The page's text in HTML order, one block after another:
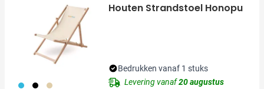
033 001 357
Houten Strandstoel Honopu
Bedrukken vanaf 1 stuks
Levering vanaf20 augustus